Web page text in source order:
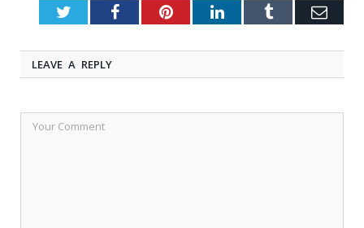
TwitterFacebookPinterestLinkedInTumblr
LEAVE A REPLY